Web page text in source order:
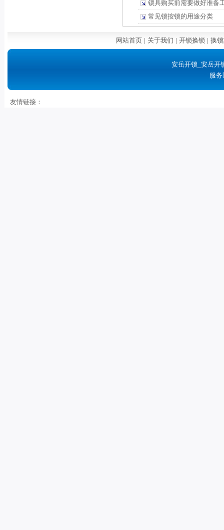
锁具购买前需要做好准备
常见锁按锁的用途分类
网站首页 | 关于我们 | 开锁换锁 | 换
安岳开锁_安岳开
服
友情链接：